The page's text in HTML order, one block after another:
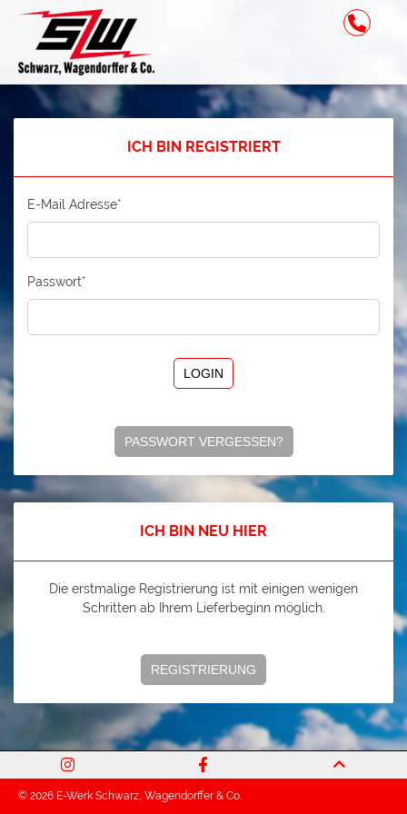
ICH BIN REGISTRIERT
E-Mail Adresse*
Passwort*
LOGIN
PASSWORT VERGESSEN?
ICH BIN NEU HIER
Die erstmalige Registrierung ist mit einigen wenigen
Schritten ab Ihrem Lieferbeginn möglich.
REGISTRIERUNG
© 2026 E-Werk Schwarz, Wagendorffer & Co.